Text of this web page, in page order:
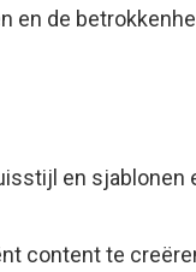
en de
en
content te